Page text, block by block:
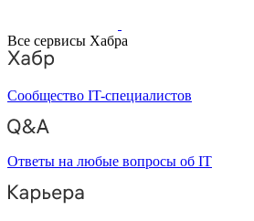
Все сервисы Хабра
Сообщество IT-специалистов
Ответы на любые вопросы об IT